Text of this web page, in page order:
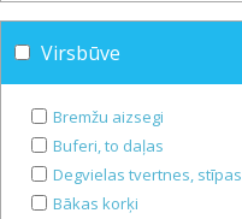
Virsbūve
Bremžu aizsegi
Buferi, to daļas
Degvielas tvertnes, stīpas
Bākas korķi